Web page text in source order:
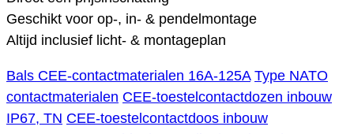
Geschikt voor op-, in- & pendelmontage
Altijd inclusief licht- & montageplan
Bals CEE-contactmaterialen 16A-125A Type NATO
contactmaterialen CEE-toestelcontactdozen inbouw
IP67, TN CEE-toestelcontactdoos inbouw